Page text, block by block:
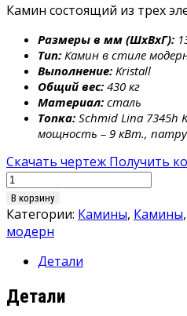
Камин состоящий из трех
Размеры в мм (ШхВхГ):
Тип: Камин в стиле
Выполнение: Kristall
Общий вес: 430 кг
Материал: сталь
Топка: Schmid Lina 7345h
мощность – 9 кВт.,
Скачать чертеж Получить
Количество
товара
Камин
Schmid
Banco
S
В корзину
Категории: Камины, Камины,
модерн
Детали
Детали